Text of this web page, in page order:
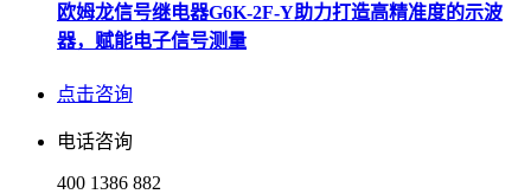
欧姆龙信号继电器G6K-2F-Y助力打造高精准度的示波
器，赋能电子信号测量
点击咨询
电话咨询
400 1386 882